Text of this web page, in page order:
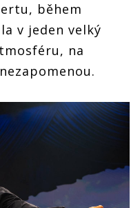
během
v jeden velký
na